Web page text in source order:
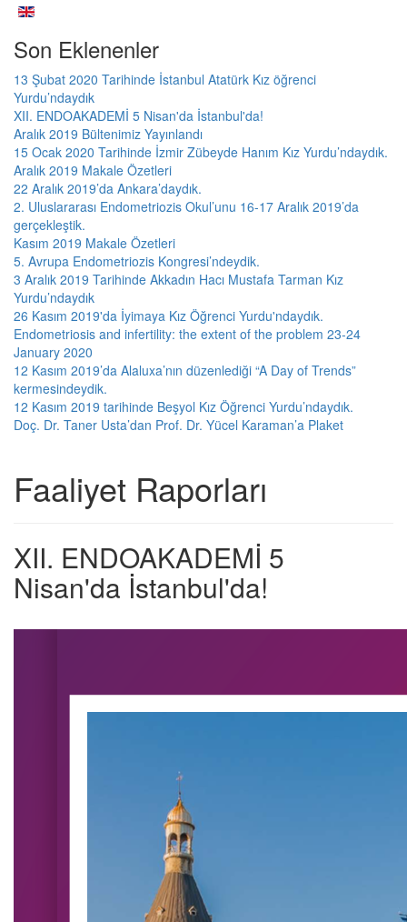
Son Eklenenler
13 Şubat 2020 Tarihinde İstanbul Atatürk Kız öğrenci
Yurdu’ndaydık
XII. ENDOAKADEMİ 5 Nisan'da İstanbul'da!
Aralık 2019 Bültenimiz Yayınlandı
15 Ocak 2020 Tarihinde İzmir Zübeyde Hanım Kız Yurdu’ndaydık.
Aralık 2019 Makale Özetleri
22 Aralık 2019’da Ankara’daydık.
2. Uluslararası Endometriozis Okul’unu 16-17 Aralık 2019’da
gerçekleştik.
Kasım 2019 Makale Özetleri
5. Avrupa Endometriozis Kongresi’ndeydik.
3 Aralık 2019 Tarihinde Akkadın Hacı Mustafa Tarman Kız
Yurdu’ndaydık
26 Kasım 2019'da İyimaya Kız Öğrenci Yurdu'ndaydık.
Endometriosis and infertility: the extent of the problem 23-24
January 2020
12 Kasım 2019’da Alaluxa’nın düzenlediği “A Day of Trends”
kermesindeydik.
12 Kasım 2019 tarihinde Beşyol Kız Öğrenci Yurdu’ndaydık.
Doç. Dr. Taner Usta’dan Prof. Dr. Yücel Karaman’a Plaket
Faaliyet Raporları
XII. ENDOAKADEMİ 5
Nisan'da İstanbul'da!